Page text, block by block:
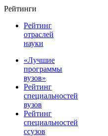
Рейтинги
Рейтинг
отраслей
науки
«Лучшие
программы
вузов»
Рейтинг
специальностей
вузов
Рейтинг
специальностей
ссузов